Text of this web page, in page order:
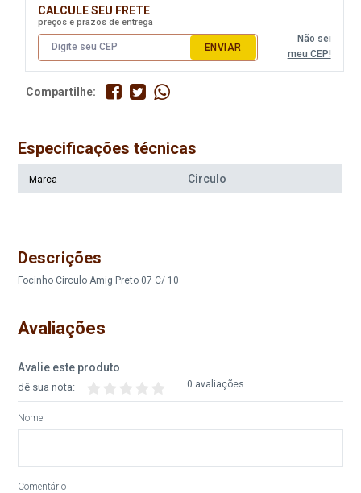
CALCULE SEU FRETE
preços e prazos de entrega
ENVIAR
Não sei
meu CEP!
Compartilhe:
Especificações técnicas
Marca Circulo
Descrições
Focinho Circulo Amig Preto 07 C/ 10
Avaliações
Avalie este produto
0 avaliações
dê sua nota:
Nome
Comentário